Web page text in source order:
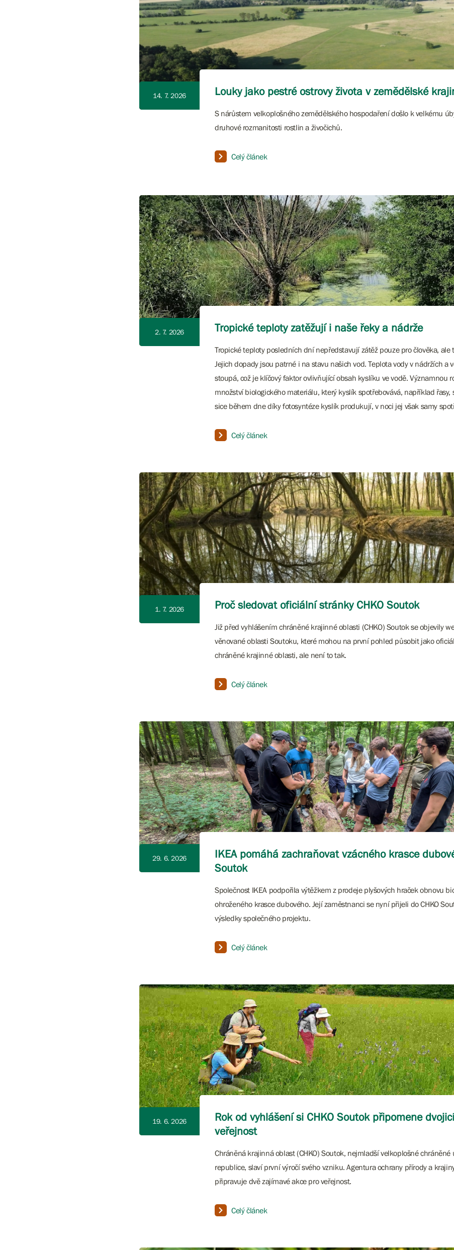
14. 7. 2026 Louky jako pestré ostrovy života v zemědělské
S nárůstem velkoplošného zemědělského hospodaření došlo k velkému
druhové rozmanitosti rostlin a živočichů.
Celý článek
2. 7. 2026 Tropické teploty zatěžují i naše řeky a nádrže
Tropické teploty posledních dní nepředstavují zátěž pouze pro člověka, ale
Jejich dopady jsou patrné i na stavu našich vod. Teplota vody v nádržích a
stoupá, což je klíčový faktor ovlivňující obsah kyslíku ve vodě. Významnou
množství biologického materiálu, který kyslík spotřebovává, například řasy,
sice během dne díky fotosyntéze kyslík produkují, v noci jej však samy
Celý článek
1. 7. 2026 Proč sledovat oficiální stránky CHKO Soutok
Již před vyhlášením chráněné krajinné oblasti (CHKO) Soutok se objevily
věnované oblasti Soutoku, které mohou na první pohled působit jako
chráněné krajinné oblasti, ale není to tak.
Celý článek
29. 6. 2026
IKEA pomáhá zachraňovat vzácného krasce
Soutok
Společnost IKEA podpořila výtěžkem z prodeje plyšových hraček obnovu
ohroženého krasce dubového. Její zaměstnanci se nyní přijeli do CHKO
výsledky společného projektu.
Celý článek
19. 6. 2026
Rok od vyhlášení si CHKO Soutok připomene
veřejnost
Chráněná krajinná oblast (CHKO) Soutok, nejmladší velkoplošné chráněné
republice, slaví první výročí svého vzniku. Agentura ochrany přírody a
připravuje dvě zajímavé akce pro veřejnost.
Celý článek